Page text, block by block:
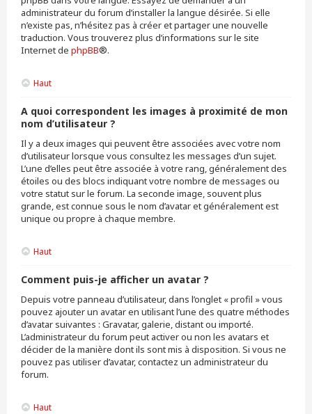
administrateur du forum d’installer la langue désirée. Si elle
n’existe pas, n’hésitez pas à créer et partager une nouvelle
traduction. Vous trouverez plus d’informations sur le site
Internet de phpBB®.
Haut
A quoi correspondent les images à proximité de mon
nom d’utilisateur ?
Il y a deux images qui peuvent être associées avec votre nom
d’utilisateur lorsque vous consultez les messages d’un sujet.
L’une d’elles peut être associée à votre rang, généralement des
étoiles ou des blocs indiquant votre nombre de messages ou
votre statut sur le forum. La seconde image, souvent plus
grande, est connue sous le nom d’avatar et généralement est
unique ou propre à chaque membre.
Haut
Comment puis-je afficher un avatar ?
Depuis votre panneau d’utilisateur, dans l’onglet « profil » vous
pouvez ajouter un avatar en utilisant l’une des quatre méthodes
d’avatar suivantes : Gravatar, galerie, distant ou importé.
L’administrateur du forum peut activer ou non les avatars et
décider de la manière dont ils sont mis à disposition. Si vous ne
pouvez pas utiliser d’avatar, contactez un administrateur du
forum.
Haut